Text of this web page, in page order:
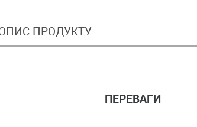
ПРОДУКТУ
ПЕРЕВАГИ